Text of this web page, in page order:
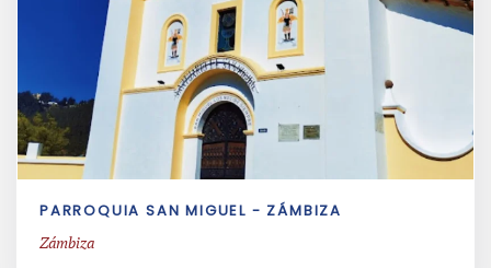
PARROQUIA SAN MIGUEL - ZÁMBIZA
Zámbiza